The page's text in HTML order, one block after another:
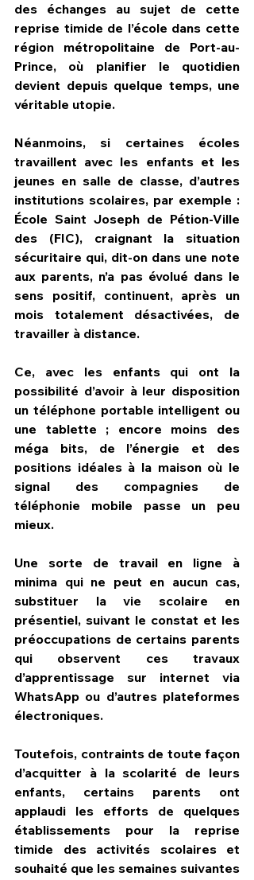
des échanges au sujet de cette
reprise timide de l’école dans cette
région métropolitaine de Port-au-
Prince, où planifier le quotidien
devient depuis quelque temps, une
véritable utopie.
Néanmoins, si certaines écoles
travaillent avec les enfants et les
jeunes en salle de classe, d’autres
institutions scolaires, par exemple :
École Saint Joseph de Pétion-Ville
des (FIC), craignant la situation
sécuritaire qui, dit-on dans une note
aux parents, n’a pas évolué dans le
sens positif, continuent, après un
mois totalement désactivées, de
travailler à distance.
Ce, avec les enfants qui ont la
possibilité d’avoir à leur disposition
un téléphone portable intelligent ou
une tablette ; encore moins des
méga bits, de l’énergie et des
positions idéales à la maison où le
signal des compagnies de
téléphonie mobile passe un peu
mieux.
Une sorte de travail en ligne à
minima qui ne peut en aucun cas,
substituer la vie scolaire en
présentiel, suivant le constat et les
préoccupations de certains parents
qui observent ces travaux
d’apprentissage sur internet via
WhatsApp ou d’autres plateformes
électroniques.
Toutefois, contraints de toute façon
d’acquitter à la scolarité de leurs
enfants, certains parents ont
applaudi les efforts de quelques
établissements pour la reprise
timide des activités scolaires et
souhaité que les semaines suivantes